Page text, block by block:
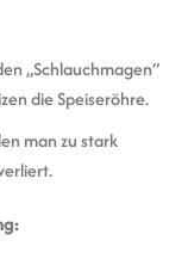
„Schlauchmagen“
die Speiseröhre.
man zu stark